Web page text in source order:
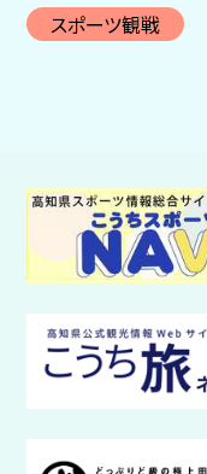
スポーツ観戦